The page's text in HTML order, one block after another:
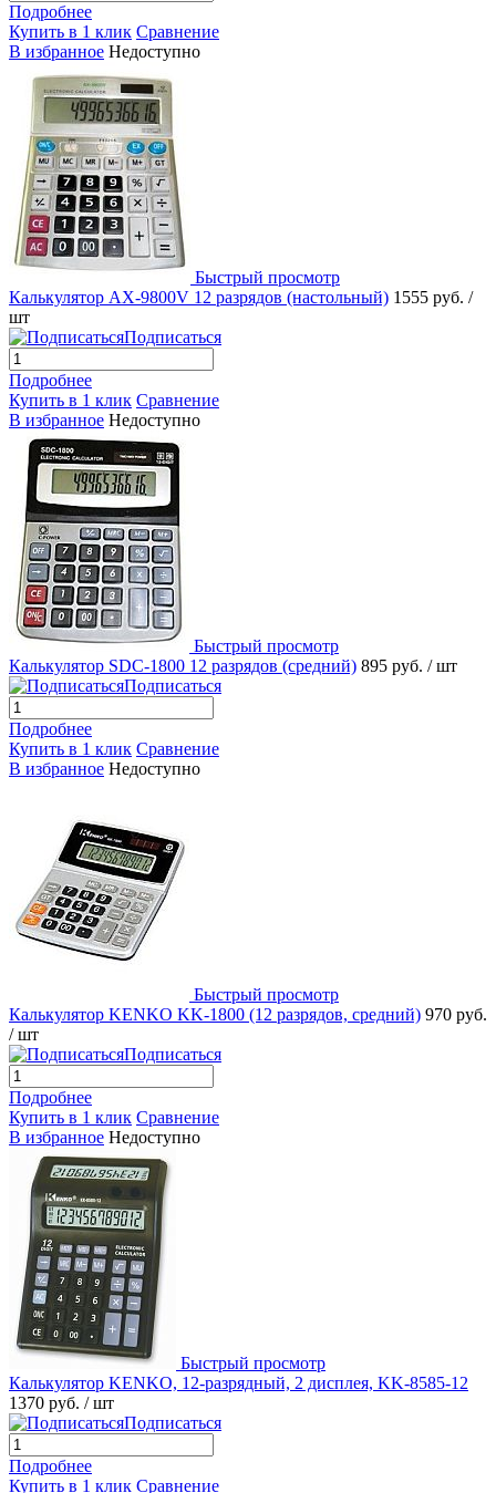
Подробнее
Купить в 1 клик Сравнение
В избранное Недоступно
Быстрый просмотр
Калькулятор AX-9800V 12 разрядов (настольный) 1555 руб. /
шт
Подписаться
Подробнее
Купить в 1 клик Сравнение
В избранное Недоступно
Быстрый просмотр
Калькулятор SDC-1800 12 разрядов (средний) 895 руб. / шт
Подписаться
Подробнее
Купить в 1 клик Сравнение
В избранное Недоступно
Быстрый просмотр
Калькулятор KENKO KK-1800 (12 разрядов, средний) 970 руб.
/ шт
Подписаться
Подробнее
Купить в 1 клик Сравнение
В избранное Недоступно
Быстрый просмотр
Калькулятор KENKO, 12-разрядный, 2 дисплея, KK-8585-12
1370 руб. / шт
Подписаться
Подробнее
Купить в 1 клик Сравнение